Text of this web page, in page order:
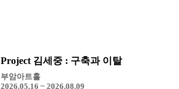
Project 김세중 : 구축과 이탈
부암아트홀
2026.05.16 ~ 2026.08.09